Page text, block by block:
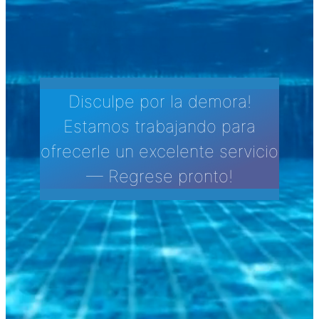
Disculpe por la demora!
Estamos trabajando para
ofrecerle un excelente servicio
— Regrese pronto!